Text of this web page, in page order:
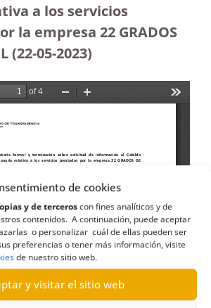
de cookies
y de terceroscon fines analíticos y de
contenidos. A continuación, puede aceptar
o personalizar cuál de ellas pueden ser
preferencias o tener más información, visite
de nuestro sitio web.
y visitar el sitio web
a los servicios
la empresa 22 GRADOS
(22-05-2023)